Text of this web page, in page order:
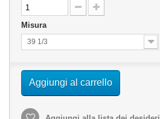
Misura
39 1/3
Aggiungi al carrello